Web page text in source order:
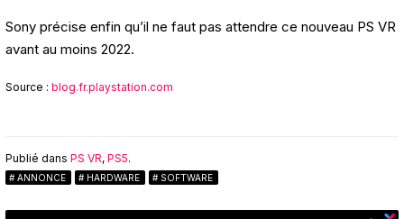
Sony précise enfin qu’il ne faut pas attendre ce nouveau PS VR
avant au moins 2022.
Source : blog.fr.playstation.com
Publié dans PS VR, PS5.
ANNONCE HARDWARE SOFTWARE